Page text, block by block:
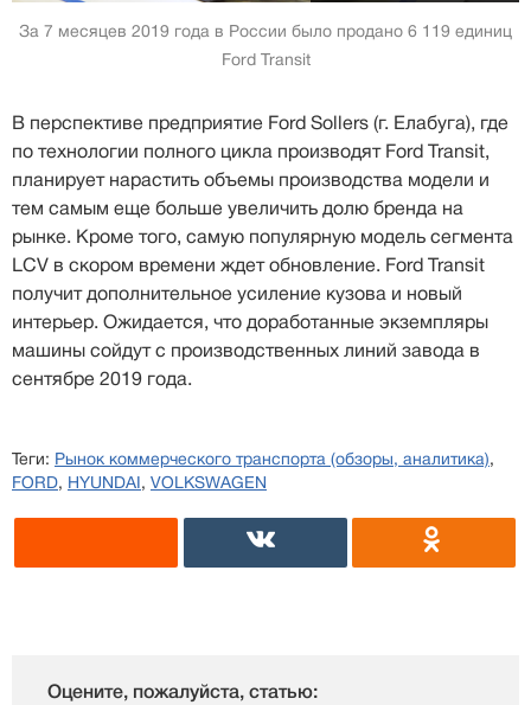
За 7 месяцев 2019 года в России было продано 6 119 единиц
Ford Transit
В перспективе предприятие Ford Sollers (г. Елабуга), где
по технологии полного цикла производят Ford Transit,
планирует нарастить объемы производства модели и
тем самым еще больше увеличить долю бренда на
рынке. Кроме того, самую популярную модель сегмента
LCV в скором времени ждет обновление. Ford Transit
получит дополнительное усиление кузова и новый
интерьер. Ожидается, что доработанные экземпляры
машины сойдут с производственных линий завода в
сентябре 2019 года.
Теги: Рынок коммерческого транспорта (обзоры, аналитика),
FORD, HYUNDAI, VOLKSWAGEN
Оцените, пожалуйста, статью: